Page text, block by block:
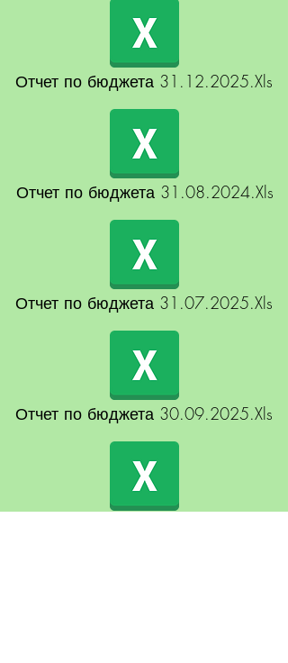
Отчет по бюджета 31.12.2025.Xls
Отчет по бюджета 31.08.2024.Xls
Отчет по бюджета 31.07.2025.Xls
Отчет по бюджета 30.09.2025.Xls